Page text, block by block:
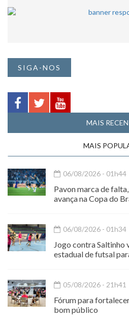
SIGA-NOS
MAIS
MAIS
06/08/2026 - 01h44
Pavon marca de
avança na Copa do
06/08/2026 - 01h34
Jogo contra Saltinho
estadual de futsal
05/08/2026 - 21h41
Fórum para
bom público